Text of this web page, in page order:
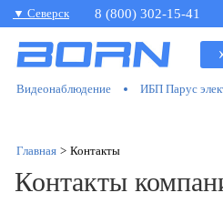
▼ Северск 8 (800) 302-15-41
Видеонаблюдение ИБП Парус
Главная > Контакты
Контакты